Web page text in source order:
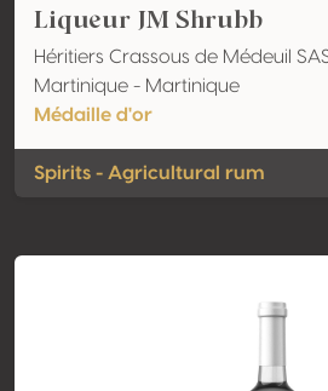
Liqueur JM Shrubb
Héritiers Crassous de Médeuil
Martinique - Martinique
Médaille d'or
Spirits - Agricultural rum